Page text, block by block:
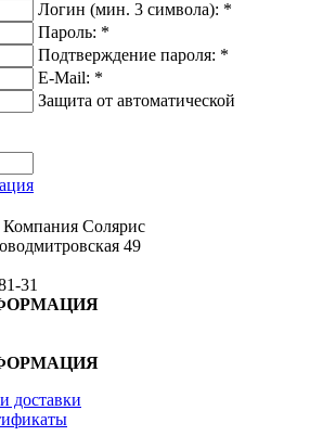
Логин (мин. 3 символа): *
Пароль: *
Подтверждение пароля: *
E-Mail: *
Защита от автоматической
Солярис
49
31
доставки